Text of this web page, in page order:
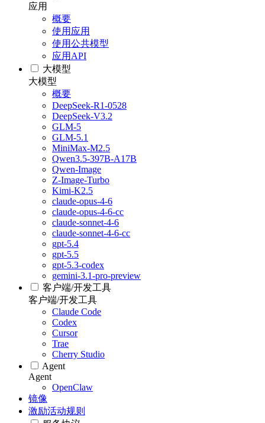
应用
概要
使用应用
使用公共模型
应用API
大模型
大模型
概要
DeepSeek-R1-0528
DeepSeek-V3.2
GLM-5
GLM-5.1
MiniMax-M2.5
Qwen3.5-397B-A17B
Qwen-Image
Z-Image-Turbo
Kimi-K2.5
claude-opus-4-6
claude-opus-4-6-cc
claude-sonnet-4-6
claude-sonnet-4-6-cc
gpt-5.4
gpt-5.5
gpt-5.3-codex
gemini-3.1-pro-preview
客户端/开发工具
客户端/开发工具
Claude Code
Codex
Cursor
Trae
Cherry Studio
Agent
Agent
OpenClaw
镜像
激励活动规则